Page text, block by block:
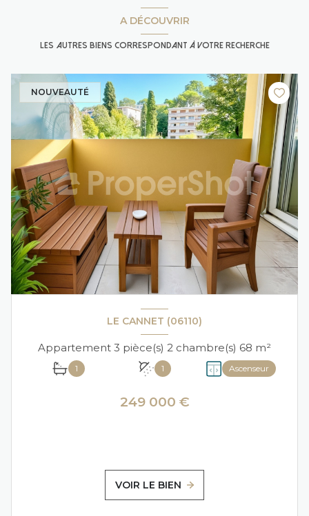
A DÉCOUVRIR
les autres biens correspondant à votre recherche
NOUVEAUTÉ
LE CANNET (06110)
Appartement 3 pièce(s) 2 chambre(s) 68 m²
1 1 Ascenseur
249 000 €
VOIR LE BIEN